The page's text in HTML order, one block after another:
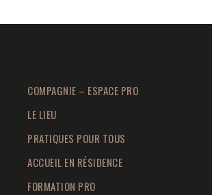
COMPAGNIE – ESPACE PRO
LE LIEU
PRATIQUES POUR TOUS
ACCUEIL EN RÉSIDENCE
FORMATION PRO